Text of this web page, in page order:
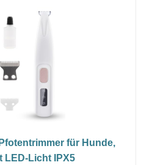
für Hunde,
LED-Licht IPX5